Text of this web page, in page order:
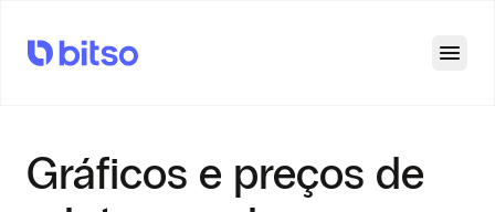
Gráficos e preços de